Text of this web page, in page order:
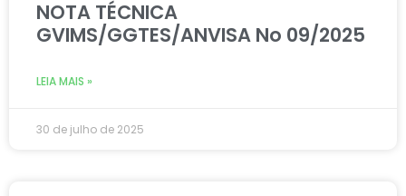
NOTA TÉCNICA
GVIMS/GGTES/ANVISA No 09/2025
LEIA MAIS »
30 de julho de 2025